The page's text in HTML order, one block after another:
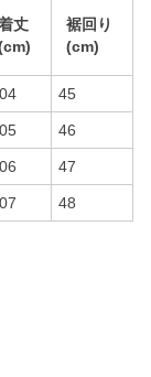
丈
裾回り
(cm)
45
46
47
48